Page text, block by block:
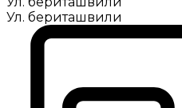
Ул. бериташвили